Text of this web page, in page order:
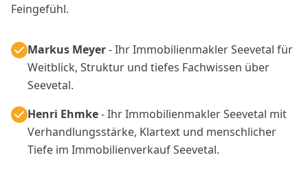
Feingefühl.
Markus Meyer- Ihr Immobilienmakler Seevetal für
Weitblick, Struktur und tiefes Fachwissen über
Seevetal.
Henri Ehmke- Ihr Immobilienmakler Seevetal mit
Verhandlungsstärke, Klartext und menschlicher
Tiefe im Immobilienverkauf Seevetal.